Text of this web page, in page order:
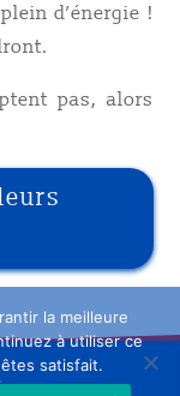
d’énergie !
pas, alors
la meilleure
à utiliser ce
satisfait.